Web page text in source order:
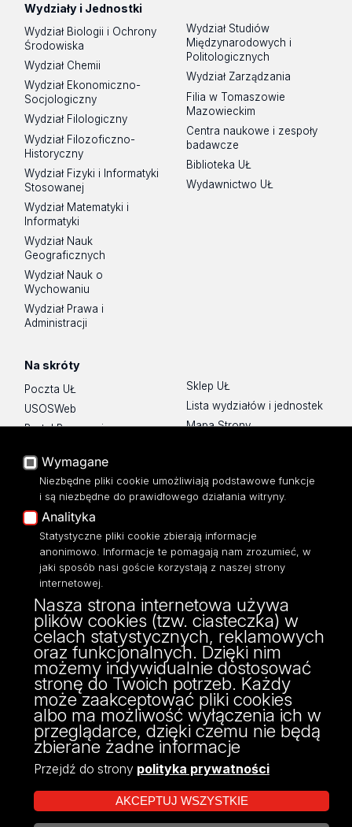
Wydziały i Jednostki
Wydział Biologii i Ochrony
Środowiska
Wydział Chemii
Wydział Ekonomiczno-
Socjologiczny
Wydział Filologiczny
Wydział Filozoficzno-
Historyczny
Wydział Fizyki i Informatyki
Stosowanej
Wydział Matematyki i
Informatyki
Wydział Nauk
Geograficznych
Wydział Nauk o
Wychowaniu
Wydział Prawa i
Administracji
Wydział Studiów
Międzynarodowych i
Politologicznych
Wydział Zarządzania
Filia w Tomaszowie
Mazowieckim
Centra naukowe i zespoły
badawcze
Biblioteka UŁ
Wydawnictwo UŁ
Na skróty
Poczta UŁ
USOSWeb
Portal Pracowniczy
Platforma e-learningowa
Moodle
Eksperci UŁ
Polityka Prywatności
Dostępność
Sklep UŁ
Lista wydziałów i jednostek
Mapa Strony
ul. POW 3/5,
90-255 Łódź
tel: 42/635 53 56
fax: 42/635 50 32
Wymagane
Niezbędne pliki cookie umożliwiają podstawowe funkcje
i są niezbędne do prawidłowego działania witryny.
Analityka
Statystyczne pliki cookie zbierają informacje
anonimowo. Informacje te pomagają nam zrozumieć, w
jaki sposób nasi goście korzystają z naszej strony
internetowej.
Nasza strona internetowa używa
plików cookies (tzw. ciasteczka) w
celach statystycznych, reklamowych
oraz funkcjonalnych. Dzięki nim
możemy indywidualnie dostosować
stronę do Twoich potrzeb. Każdy
może zaakceptować pliki cookies
albo ma możliwość wyłączenia ich w
przeglądarce, dzięki czemu nie będą
zbierane żadne informacje
Przejdź do strony polityka prywatności
AKCEPTUJ WSZYSTKIE